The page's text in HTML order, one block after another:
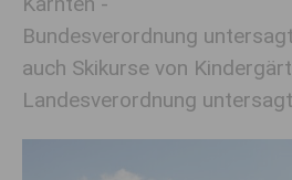
Bundesverordnung
auch Skikurse von
Landesverordnung